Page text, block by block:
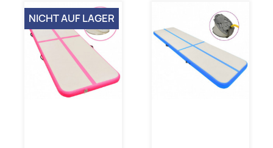
NICHT AUF LAGER